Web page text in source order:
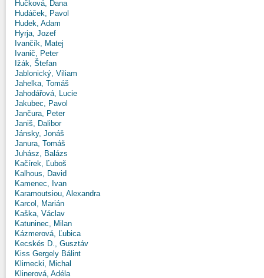
Hučková, Dana
Hudáček, Pavol
Hudek, Adam
Hyrja, Jozef
Ivančík, Matej
Ivanič, Peter
Ižák, Štefan
Jablonický, Viliam
Jahelka, Tomáš
Jahodářová, Lucie
Jakubec, Pavol
Jančura, Peter
Janiš, Dalibor
Jánsky, Jonáš
Janura, Tomáš
Juhász, Balázs
Kačírek, Ľuboš
Kalhous, David
Kamenec, Ivan
Karamoutsiou, Alexandra
Karcol, Marián
Kaška, Václav
Katuninec, Milan
Kázmerová, Ľubica
Kecskés D., Gusztáv
Kiss Gergely Bálint
Klimecki, Michal
Klinerová, Adéla